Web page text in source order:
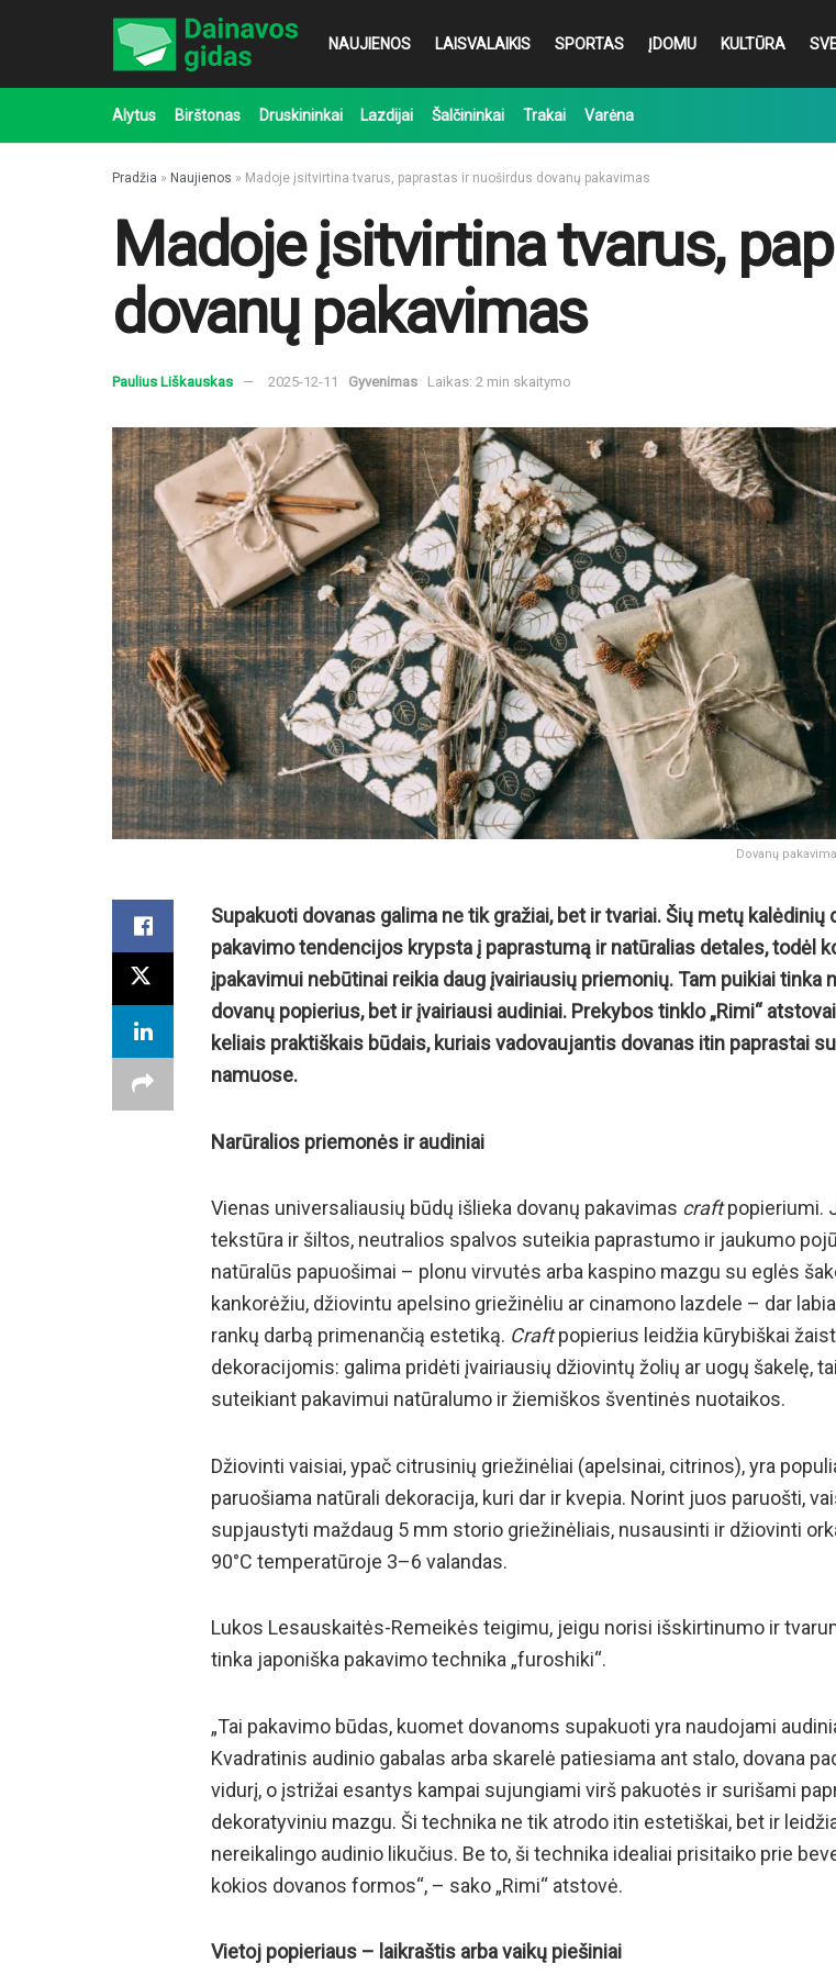
NAUJIENOS LAISVALAIKIS SPORTAS ĮDOMU KULTŪRA
Alytus Birštonas Druskininkai Lazdijai Šalčininkai Trakai Varėna
Pradžia » Naujienos » Madoje įsitvirtina tvarus, paprastas ir nuoširdus dovanų pakavimas
Madoje įsitvirtina tvarus,
dovanų pakavimas
Paulius Liškauskas 2025-12-11 Gyvenimas Laikas: 2 min skaitymo
Dovanų
Supakuoti dovanas galima ne tik gražiai, bet ir tvariai. Šių metų kalėdinių
pakavimo tendencijos krypsta į paprastumą ir natūral ias detales, todėl
įpakavimui nebūtinai reikia daug įvairiausių priemonių. Tam puikiai tinka
dovanų popierius, bet ir įvairiausi audiniai. Prekybos tinklo „Rimi“
keliais praktiškais būdais, kuriais vadovaujantis dovanas itin paprastai
namuose.
Narūralios priemonės ir audiniai
Vienas universaliausių būdų išlieka dovanų pakavimas craftpopieriumi.
tekstūra ir šiltos, neutralios spalvos suteikia paprastumo ir jaukumo
natūralūs papuošimai – plonu virvutės arba kaspino mazgu su eglės
kankorėžiu, džiovintu apelsino griežinėliu ar cinamono lazdele – dar
rankų darbą primenančią estetiką. Craftpopierius leidžia kūrybiškai
dekoracijomis: galima pridėti įvairiausių džiovintų žolių ar uogų šakelę,
suteikiant pakavimui natūralumo ir žiemiškos šventinės nuotaikos.
Džiovinti vaisiai, ypač citrusinių griežinėliai (apelsinai, citrinos), yra
paruošiama natūrali dekoracija, kuri dar ir kvepia. Norint juos paruošti,
supjaustyti maždaug 5 mm storio griežinėliais, nusausinti ir džiovinti
90°C temperatūroje 3–6 valandas.
Lukos Lesauskaitės-Remeikės teigimu, jeigu norisi išskirtinumo ir
tinka japoniška pakavimo technika „furoshiki“.
„Tai pakavimo būdas, kuomet dovanoms supakuoti yra naudojami
Kvadratinis audinio gabalas arba skarelė patiesiama ant stalo, dovana
vidurį, o įstrižai esantys kampai sujungiami virš pakuotės ir surišami
dekoratyviniu mazgu. Ši technika ne tik atrodo itin estetiškai, bet ir
nereikalingo audinio likučius. Be to, ši technika idealiai prisitaiko prie
kokios dovanos formos“, – sako „Rimi“ atstovė.
Vietoj popieriaus – laikraštis arba vaikų piešiniai